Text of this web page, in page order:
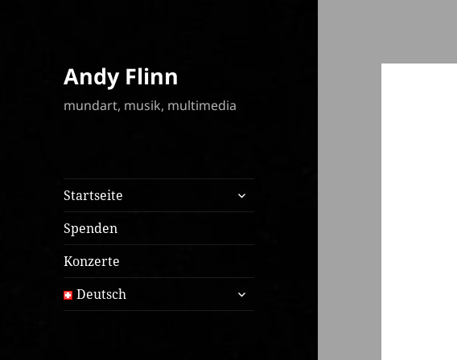
Andy Flinn
mundart, musik, multimedia
Startseite
expand
child
Spenden
Konzerte
Deutsch
expand
child